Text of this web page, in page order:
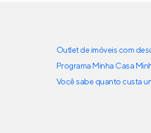
Outlet de imóveis com
Programa Minha Casa
Você sabe quanto custa